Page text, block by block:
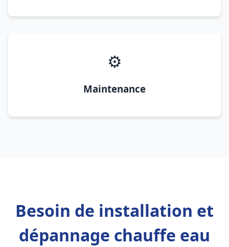
⚙️
Maintenance
Besoin de installation et
dépannage chauffe eau